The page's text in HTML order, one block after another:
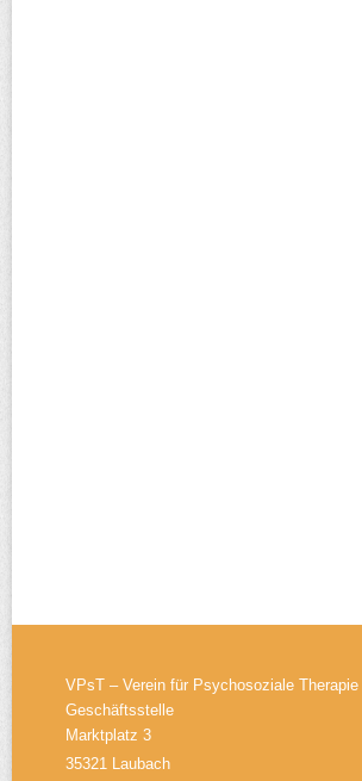
VPsT – Verein für Psychosoziale Therapie
Geschäftsstelle
Marktplatz 3
35321 Laubach